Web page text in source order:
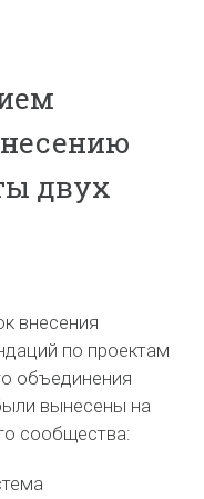
двух
внесения
по проектам
объединения
вынесены на
сообщества: